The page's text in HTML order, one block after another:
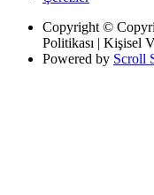
Copyright ©
Politikası | Kişisel
Powered by Scroll